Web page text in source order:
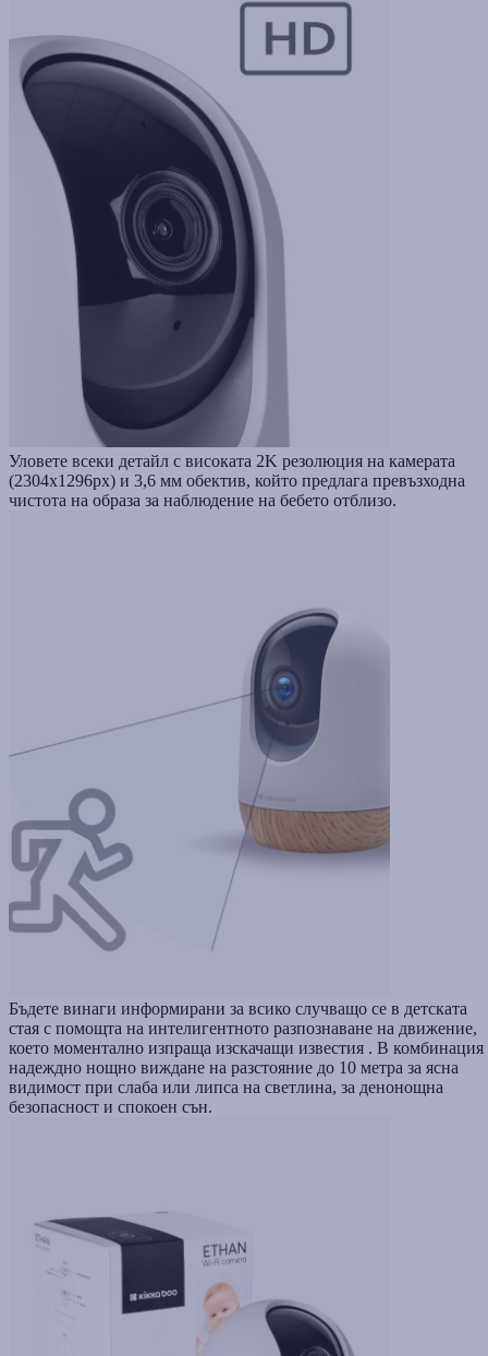
Уловете всеки детайл с високата 2K резолюция на камерата
(2304x1296px) и 3,6 мм обектив, който предлага превъзходна
чистота на образа за наблюдение на бебето отблизо.
Бъдете винаги информирани за всико случващо се в детската
стая с помощта на интелигентното разпознаване на движение,
което моментално изпраща изскачащи известия . В комбинация
надеждно нощно виждане на разстояние до 10 метра за ясна
видимост при слаба или липса на светлина, за денонощна
безопасност и спокоен сън.